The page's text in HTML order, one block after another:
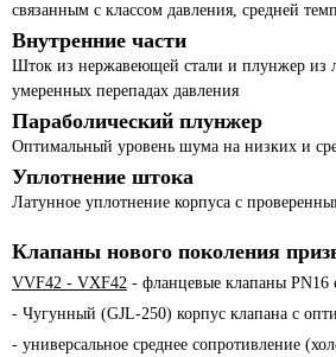
связанным с классом давления, средней
Внутренние части
Шток из нержавеющей стали и плунжер из
умеренных перепадах давления
Параболический плунжер
Оптимальный уровень шума на низких и
Уплотнение штока
Латунное уплотнение корпуса с
Клапаны нового поколения
VVF42 - VXF42 - фланцевые клапаны PN16
- Чугунный (GJL-250) корпус клапана с
- универсальное среднее сопротивление